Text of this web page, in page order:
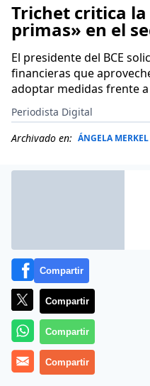
Trichet critica
primas» en el
El presidente del BCE
financieras que
adoptar medidas frente
Periodista Digital
Archivado en: ÁNGELA MERKEL
Más información
Compartir
Compartir
Compartir
Compartir